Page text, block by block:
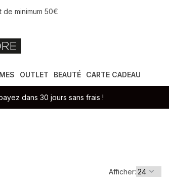
de minimum 50€
OUTLET BEAUTÉ CARTE CADEAU
dans 30 jours sans frais !
Afficher: